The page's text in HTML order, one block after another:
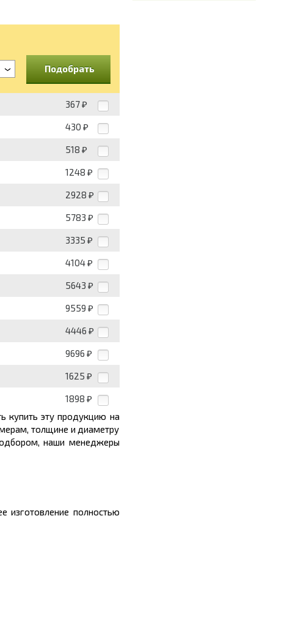
Подобрать
367 ₽
430 ₽
518 ₽
1248 ₽
2928 ₽
5783 ₽
3335 ₽
4104 ₽
5643 ₽
9559 ₽
4446 ₽
9696 ₽
1625 ₽
1898 ₽
купить эту продукцию на
толщине и диаметру
наши менеджеры
изготовление полностью